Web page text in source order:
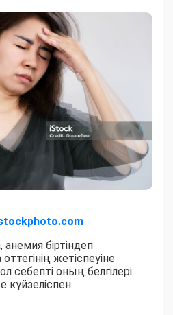
біртіндеп
жетіспеуіне
себепті оның белгілері
күйзеліспен